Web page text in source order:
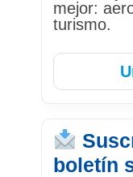
mejor:
turismo.
boletín